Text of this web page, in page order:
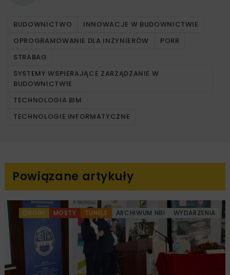
BUDOWNICTWO
INNOWACJE W BUDOWNICTWIE
OPROGRAMOWANIE DLA INŻYNIERÓW
PORR
STRABAG
SYSTEMY WSPIERAJĄCE ZARZĄDZANIE W
BUDOWNICTWIE
TECHNOLOGIA BIM
TECHNOLOGIE INFORMATYCZNE
Powiązane artykuły
DROGI MOSTY TUNELE ARCHIWUM NBI WYDARZENIA